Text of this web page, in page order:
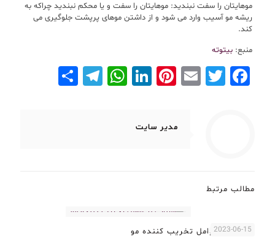
موهایتان را سفت نبندید: موهایتان را سفت و یا محکم نبندید چراکه به
ریشه مو آسیب وارد می شود و از داشتن موهای پرپشت جلوگیری می
کند.
منبع: بیتوته
Facebook
Twitter
Email
Pinterest
LinkedIn
WhatsApp
Telegram
Share
مدیر سایت
مطالب مرتبط
2023-06-15
آشنایی با عوامل تخریب کننده مو